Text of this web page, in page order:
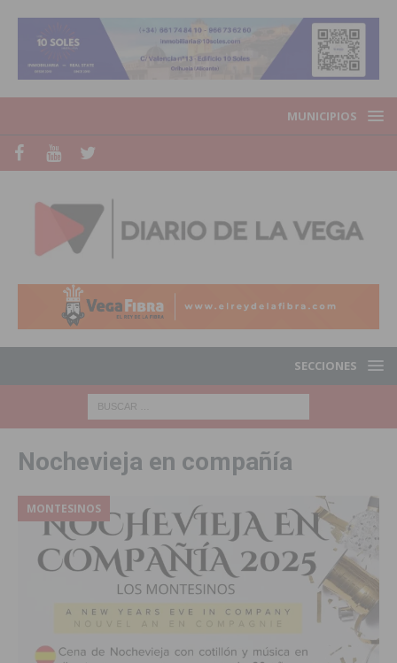
MUNICIPIOS
SECCIONES
Nochevieja en compañía
MONTESINOS